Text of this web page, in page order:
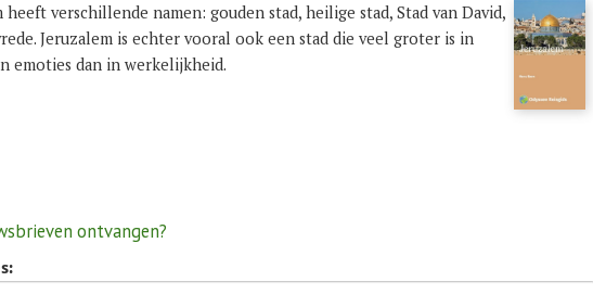
heeft verschillende namen: gouden stad, heilige stad, Stad van David,
Jeruzalem is echter vooral ook een stad die veel groter is in
emoties dan in werkelijkheid.
ontvangen?